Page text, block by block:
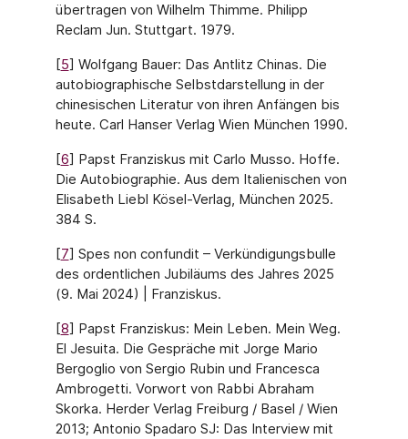
übertragen von Wilhelm Thimme. Philipp
Reclam Jun. Stuttgart. 1979.
[5] Wolfgang Bauer: Das Antlitz Chinas. Die
autobiographische Selbstdarstellung in der
chinesischen Literatur von ihren Anfängen bis
heute. Carl Hanser Verlag Wien München 1990.
[6] Papst Franziskus mit Carlo Musso. Hoffe.
Die Autobiographie. Aus dem Italienischen von
Elisabeth Liebl Kösel-Verlag, München 2025.
384 S.
[7] Spes non confundit – Verkündigungsbulle
des ordentlichen Jubiläums des Jahres 2025
(9. Mai 2024) | Franziskus.
[8] Papst Franziskus: Mein Leben. Mein Weg.
El Jesuita. Die Gespräche mit Jorge Mario
Bergoglio von Sergio Rubin und Francesca
Ambrogetti. Vorwort von Rabbi Abraham
Skorka. Herder Verlag Freiburg / Basel / Wien
2013; Antonio Spadaro SJ: Das Interview mit